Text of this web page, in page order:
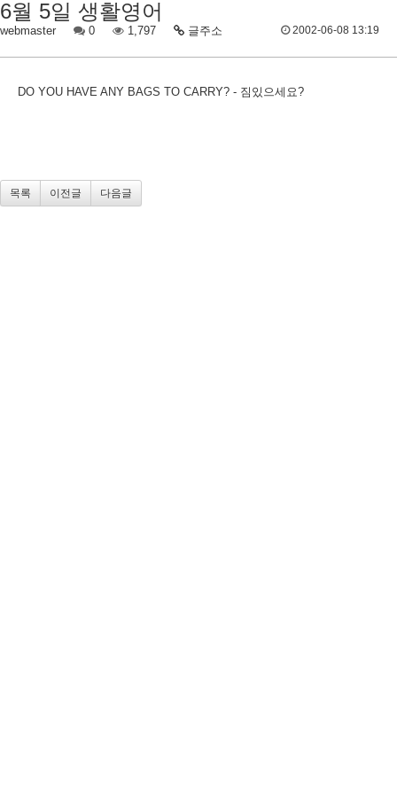
6월 5일 생활영어
webmaster 0 1,797 글주소 2002-06-08 13:19
DO YOU HAVE ANY BAGS TO CARRY? - 짐있으세요?
목록 이전글 다음글